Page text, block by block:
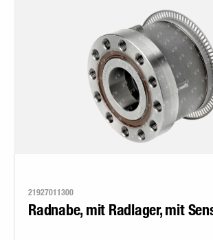
21927011300
Radnabe, mit Radlager, mit